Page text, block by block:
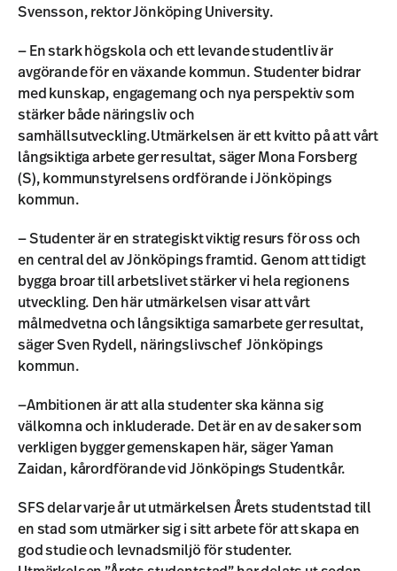
Svensson, rektor Jönköping University.
— En stark högskola och ett levande studentliv är
avgörande för en växande kommun. Studenter bidrar
med kunskap, engagemang och nya perspektiv som
stärker både näringsliv och
samhällsutveckling.Utmärkelsen är ett kvitto på att vårt
långsiktiga arbete ger resultat, säger Mona Forsberg
(S), kommunstyrelsens ordförande i Jönköpings
kommun.
— Studenter är en strategiskt viktig resurs för oss och
en central del av Jönköpings framtid. Genom att tidigt
bygga broar till arbetslivet stärker vi hela regionens
utveckling. Den här utmärkelsen visar att vårt
målmedvetna och långsiktiga samarbete ger resultat,
säger Sven Rydell, näringslivschef Jönköpings
kommun.
—Ambitionen är att alla studenter ska känna sig
välkomna och inkluderade. Det är en av de saker som
verkligen bygger gemenskapen här, säger Yaman
Zaidan, kårordförande vid Jönköpings Studentkår.
SFS delar varje år ut utmärkelsen Årets studentstad till
en stad som utmärker sig i sitt arbete för att skapa en
god studie och levnadsmiljö för studenter.